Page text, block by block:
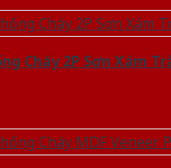
Cháy 2P Sơn Xám